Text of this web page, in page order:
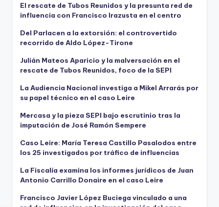
El rescate de Tubos Reunidos y la presunta red de
influencia con Francisco Irazusta en el centro
Del Parlacen a la extorsión: el controvertido
recorrido de Aldo López-Tirone
Julián Mateos Aparicio y la malversación en el
rescate de Tubos Reunidos, foco de la SEPI
La Audiencia Nacional investiga a Mikel Arrarás por
su papel técnico en el caso Leire
Mercasa y la pieza SEPI bajo escrutinio tras la
imputación de José Ramón Sempere
Caso Leire: María Teresa Castillo Pasalodos entre
los 25 investigados por tráfico de influencias
La Fiscalía examina los informes jurídicos de Juan
Antonio Carrillo Donaire en el caso Leire
Francisco Javier López Buciega vinculado a una